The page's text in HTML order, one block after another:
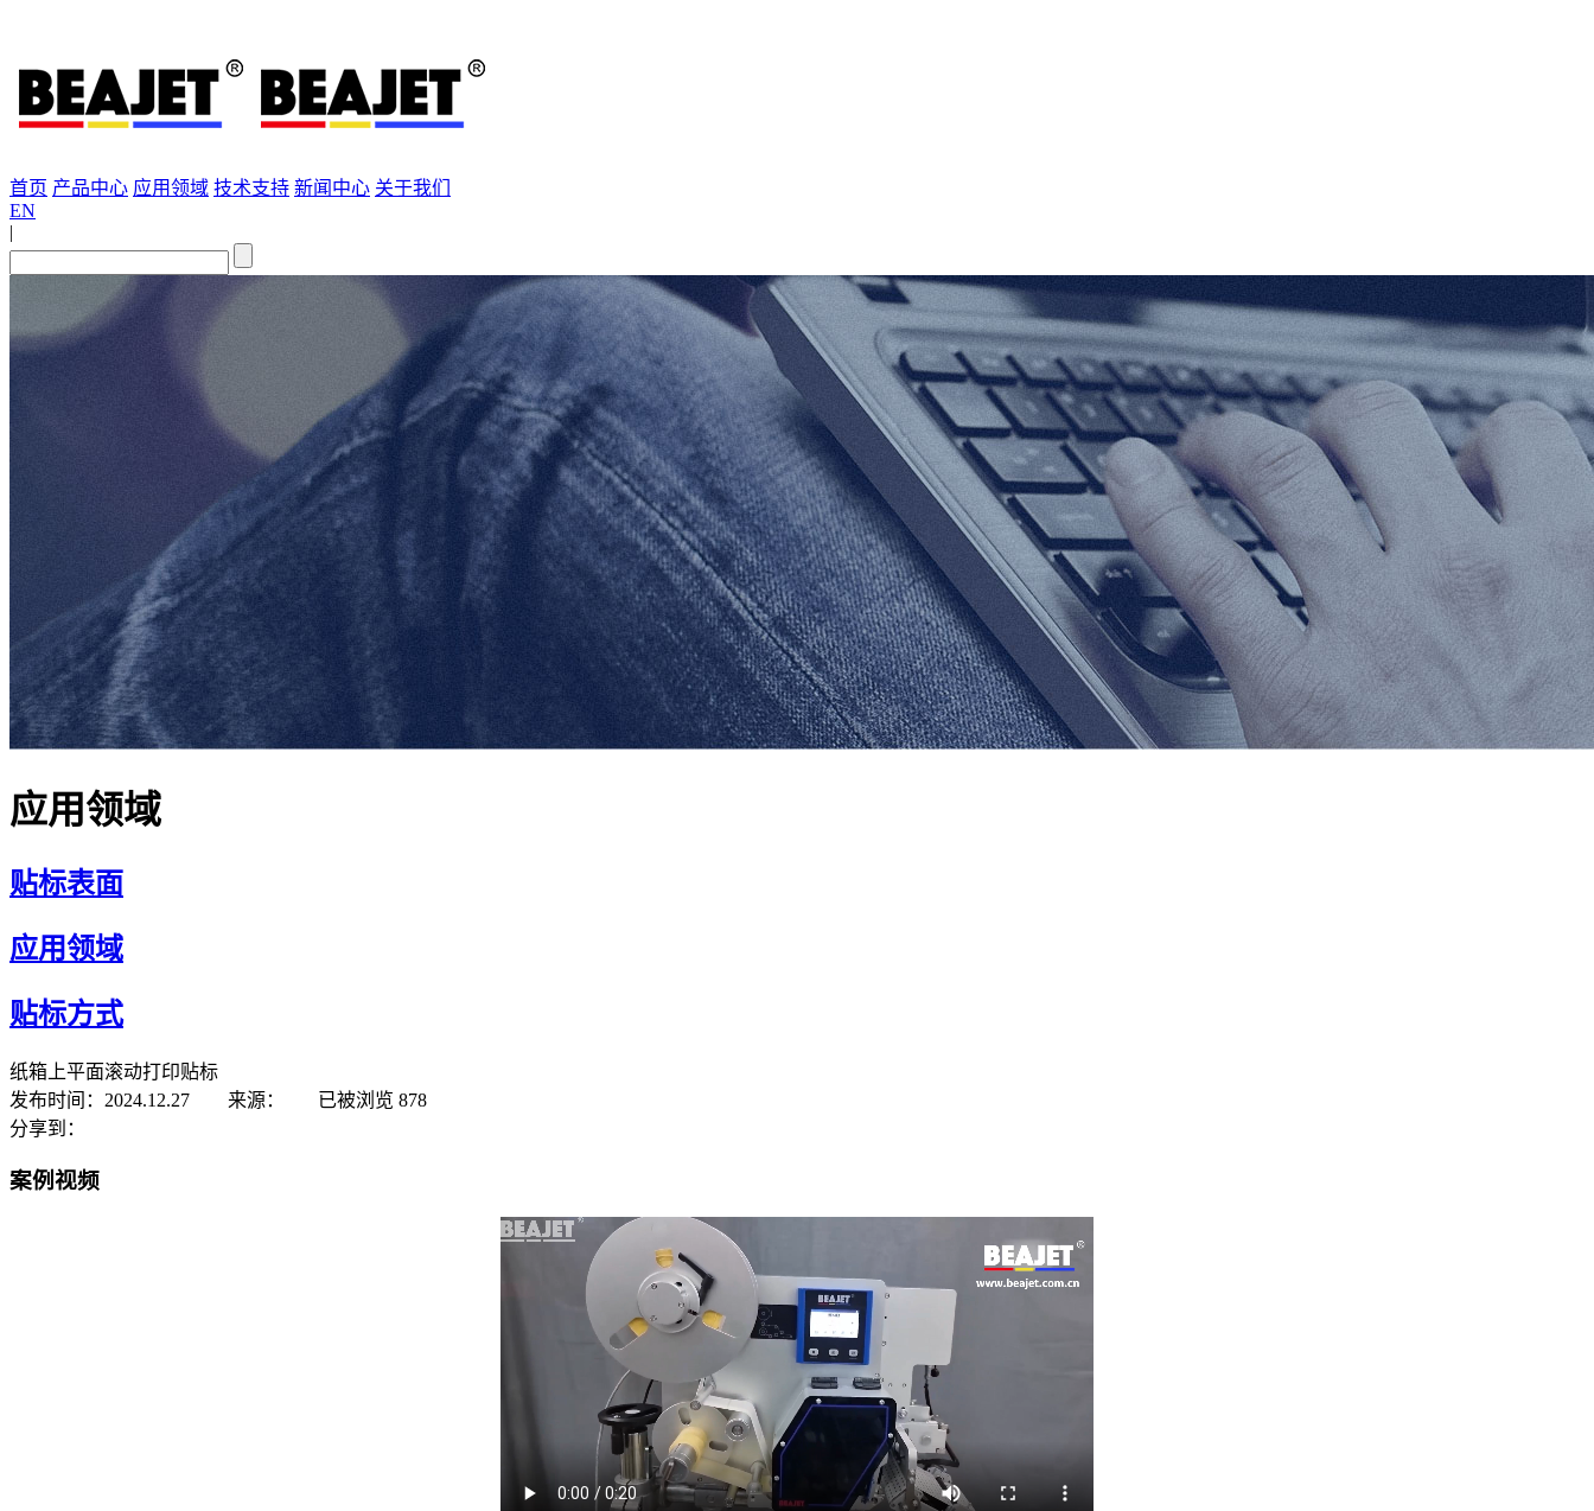
首页 产品中心 应用领域 技术支持 新闻中心 关于我们
EN
|
应用领域
贴标表面
应用领域
贴标方式
纸箱上平面滚动打印贴标
发布时间：2024.12.27 来源：
已被浏览 878
分享到：
案例视频